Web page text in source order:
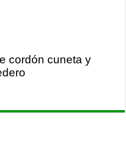
cordón cuneta y